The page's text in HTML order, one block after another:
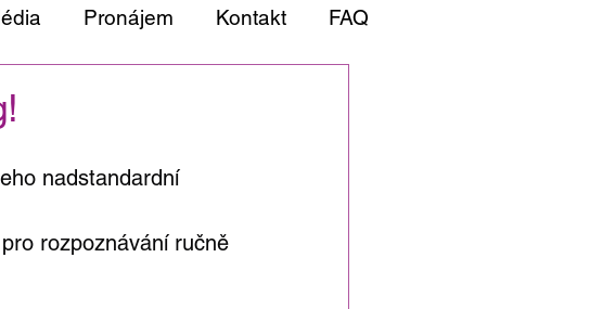
Pronájem Kontakt FAQ
nadstandardní
rozpoznávání ručně